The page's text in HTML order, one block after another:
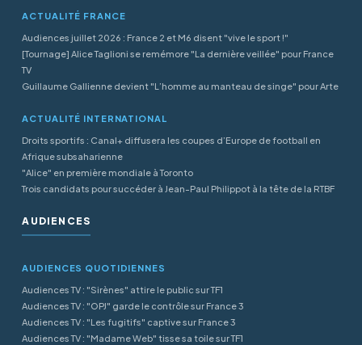
ACTUALITÉ FRANCE
Audiences juillet 2026 : France 2 et M6 disent "vive le sport !"
[Tournage] Alice Taglioni se remémore "La dernière veillée" pour France
TV
Guillaume Gallienne devient "L’homme au manteau de singe" pour Arte
ACTUALITÉ INTERNATIONAL
Droits sportifs : Canal+ diffusera les coupes d’Europe de football en
Afrique subsaharienne
"Alice" en première mondiale à Toronto
Trois candidats pour succéder à Jean-Paul Philippot à la tête de la RTBF
AUDIENCES
AUDIENCES QUOTIDIENNES
Audiences TV : "Sirènes" attire le public sur TF1
Audiences TV : "OPJ" garde le contrôle sur France 3
Audiences TV : "Les fugitifs" captive sur France 3
Audiences TV : "Madame Web" tisse sa toile sur TF1